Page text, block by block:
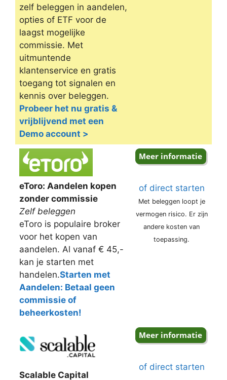
zelf beleggen in aandelen,
opties of ETF voor de
laagst mogelijke
commissie. Met
uitmuntende
klantenservice en gratis
toegang tot signalen en
kennis over beleggen.
Probeer het nu gratis &
vrijblijvend met een
Demo account >
eToro: Aandelen kopen
zonder commissie
Zelf beleggen
eToro is populaire broker
voor het kopen van
aandelen. Al vanaf € 45,-
kan je starten met
handelen.Starten met
Aandelen: Betaal geen
commissie of
beheerkosten!
of direct starten
Met beleggen loopt je
vermogen risico. Er zijn
andere kosten van
toepassing.
Scalable Capital
of direct starten